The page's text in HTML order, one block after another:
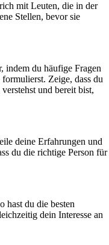
mit Leuten, die in der
Stellen, bevor sie
indem du häufige Fragen
Zeige, dass du
und bereit bist,
deine Erfahrungen und
du die richtige Person für
hast du die besten
dein Interesse an